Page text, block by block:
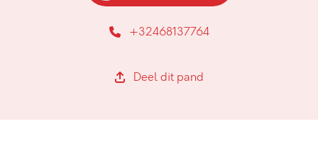
+32468137764
Deel dit pand